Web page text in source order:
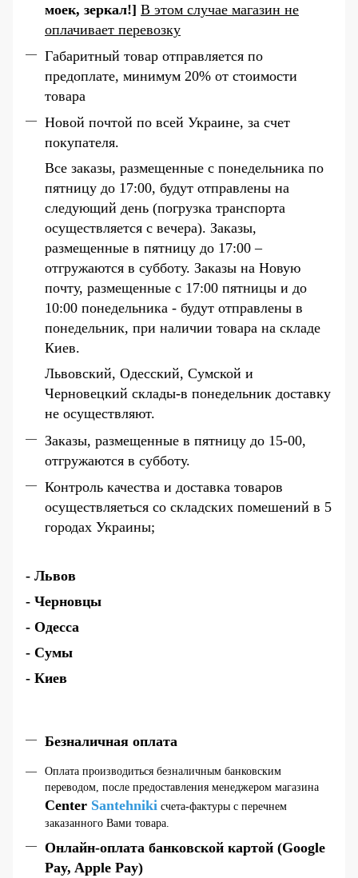
моек, зеркал!] В этом случае магазин не
оплачивает перевозку
Габаритный товар отправляется по
предоплате, минимум 20% от стоимости
товара
Новой почтой по всей Украине, за счет
покупателя.
Все заказы, размещенные с понедельника по
пятницу до 17:00, будут отправлены на
следующий день (погрузка транспорта
осуществляется с вечера). Заказы,
размещенные в пятницу до 17:00 –
отгружаются в субботу. Заказы на Новую
почту, размещенные с 17:00 пятницы и до
10:00 понедельника - будут отправлены в
понедельник, при наличии товара на складе
Киев.
Львовский, Одесский, Сумской и
Черновецкий склады-в понедельник доставку
не осуществляют.
Заказы, размещенные в пятницу до 15-00,
отгружаются в субботу.
Контроль качества и доставка товаров
осуществляеться со складских помешений в 5
городах Украины;
- Львов
- Черновцы
- Одесса
- Сумы
- Киев
Безналичная оплата
Оплата производиться безналичным банковским
переводом, после предоставления менеджером магазина
Center Santehniki счета-фактуры с перечнем
заказанного Вами товара.
Онлайн-оплата банковской картой (Google
Pay, Apple Pay)